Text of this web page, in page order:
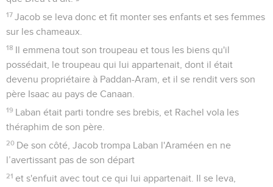
17 Jacob se leva donc et fit monter ses enfants et ses femmes
sur les chameaux.
18 Il emmena tout son troupeau et tous les biens qu'il
possédait, le troupeau qui lui appartenait, dont il était
devenu propriétaire à Paddan-Aram, et il se rendit vers son
père Isaac au pays de Canaan.
19 Laban était parti tondre ses brebis, et Rachel vola les
théraphim de son père.
20 De son côté, Jacob trompa Laban l'Araméen en ne
l’avertissant pas de son départ
21 et s'enfuit avec tout ce qui lui appartenait. Il se leva,